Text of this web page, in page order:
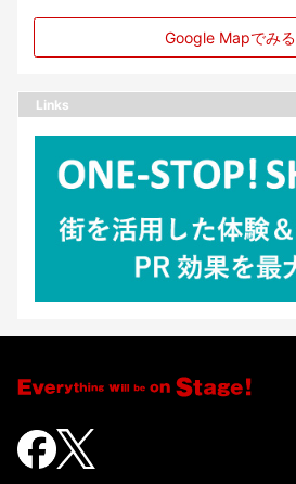
Google Mapでみる
Links